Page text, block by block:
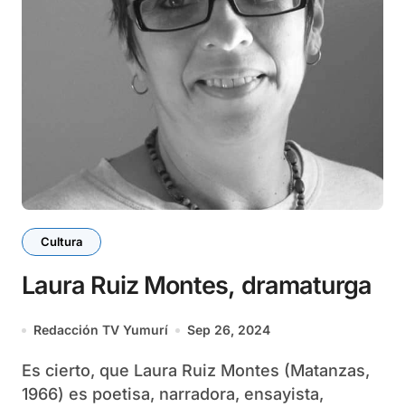
Cultura
Laura Ruiz Montes, dramaturga
Redacción TV Yumurí Sep 26, 2024
Es cierto, que Laura Ruiz Montes (Matanzas,
1966) es poetisa, narradora, ensayista,